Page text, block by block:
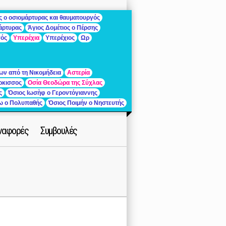
ο οσιομάρτυρας και θαυματουργός
Άγιος Δομέτιος ο Πέρσης
Υπερέχια Υπερέχιος Ωρ
από τη Νικομήδεια
Αστερία
Οσία Θεοδώρα της Σύχλας
Όσιος Ιωσὴφ ο Γεροντόγιαννης
ο Πολυπαθής
Όσιος Ποιμήν ο Νηστευτής
Συμβουλές